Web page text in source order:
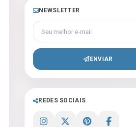
NEWSLETTER
Seu melhor e-mail
ENVIAR
REDES SOCIAIS